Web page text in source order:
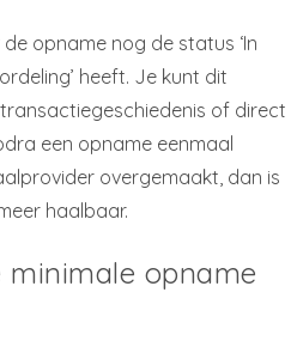
opname nog de status ‘In
heeft. Je kunt dit
of direct
een opname eenmaal
overgemaakt, dan is
haalbaar.
opname